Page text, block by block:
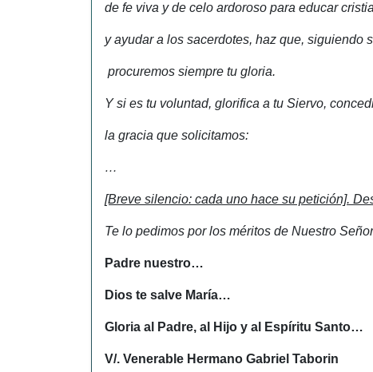
de fe viva y de celo ardoroso para educar
y ayudar a los sacerdotes, haz que, siguiendo
procuremos siempre tu gloria.
Y si es tu voluntad, glorifica a tu Siervo,
la gracia que solicitamos:
…
[Breve silencio: cada uno hace su petición].
Te lo pedimos por los méritos de Nuestro
Padre nuestro…
Dios te salve María…
Gloria al Padre, al Hijo y al Espíritu Santo…
V/. Venerable Hermano Gabriel Taborin